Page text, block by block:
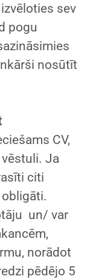
sev
pogu
nosūtīt
CV,
Ja
citi
un/ var
norādot
pēdējo 5